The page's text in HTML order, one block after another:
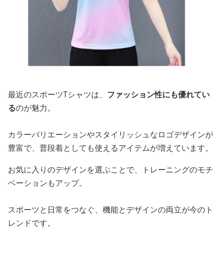
最近のスポーツTシャツは、 ファッション性にも優れてい
るのが魅力。
カラーバリエーションやスタイリッシュなロゴデザインが
豊富で、普段着としても使えるアイテムが増えています。
お気に入りのデザインを選ぶことで、トレーニングのモチ
ベーションもアップ。
スポーツと日常をつなぐ、機能とデザインの両立が今のト
レンドです。